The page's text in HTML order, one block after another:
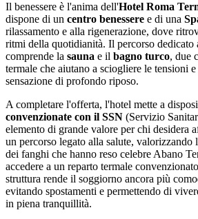
Il benessere è l'anima dell'Hotel Roma
dispone di un centro benessere e di una
rilassamento e alla rigenerazione, dove
ritmi della quotidianità. Il percorso dedicato
comprende la sauna e il bagno turco, due
termale che aiutano a sciogliere le tensioni e
sensazione di profondo riposo.
A completare l'offerta, l'hotel mette a
convenzionate con il SSN (Servizio
elemento di grande valore per chi desidera
un percorso legato alla salute, valorizzando
dei fanghi che hanno reso celebre Abano
accedere a un reparto termale
struttura rende il soggiorno ancora più
evitando spostamenti e permettendo di
in piena tranquillità.